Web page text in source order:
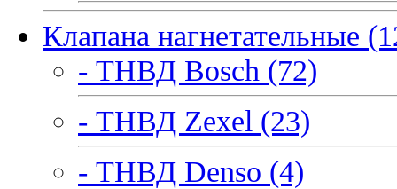
Клапана нагнетательные
- ТНВД Bosch (72)
- ТНВД Zexel (23)
- ТНВД Denso (4)